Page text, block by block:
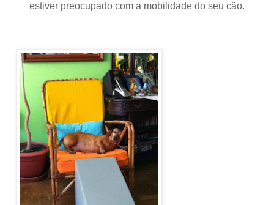
estiver preocupado com a mobilidade do seu cão.